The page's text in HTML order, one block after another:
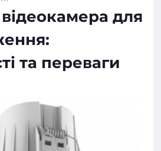
для
та переваги